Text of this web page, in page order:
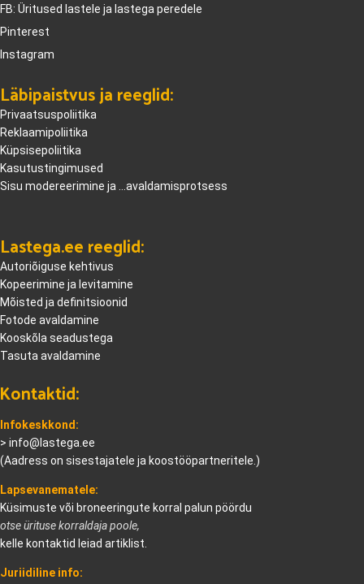
FB: Üritused lastele ja lastega peredele
Pinterest
Instagram
Läbipaistvus ja reeglid:
Privaatsuspoliitika
Reklaamipoliitika
Küpsisepoliitika
Kasutustingimused
Sisu modereerimine ja ...avaldamisprotsess
Lastega.ee reeglid:
Autoriõiguse kehtivus
Kopeerimine ja levitamine
Mõisted ja definitsioonid
Fotode avaldamine
Kooskõla seadustega
Tasuta avaldamine
Kontaktid:
Infokeskkond:
> info@lastega.ee
(Aadress on sisestajatele ja koostööpartneritele.)
Lapsevanematele:
Küsimuste või broneeringute korral palun pöördu
otse ürituse korraldaja poole,
kelle kontaktid leiad artiklist.
Juriidiline info: